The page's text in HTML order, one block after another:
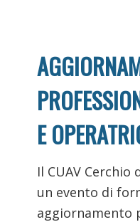
E
Il CUAV
un evento di
aggiornamento